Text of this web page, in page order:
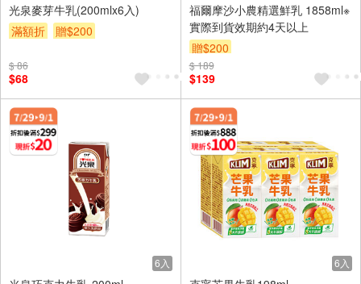
光泉麥芽牛乳(200mlx6入)
滿額折
贈$200
$ 86
$68
福爾摩沙小農精選鮮乳 1858ml※
實際到貨效期約4天以上
贈$200
$ 189
$139
6入 6入